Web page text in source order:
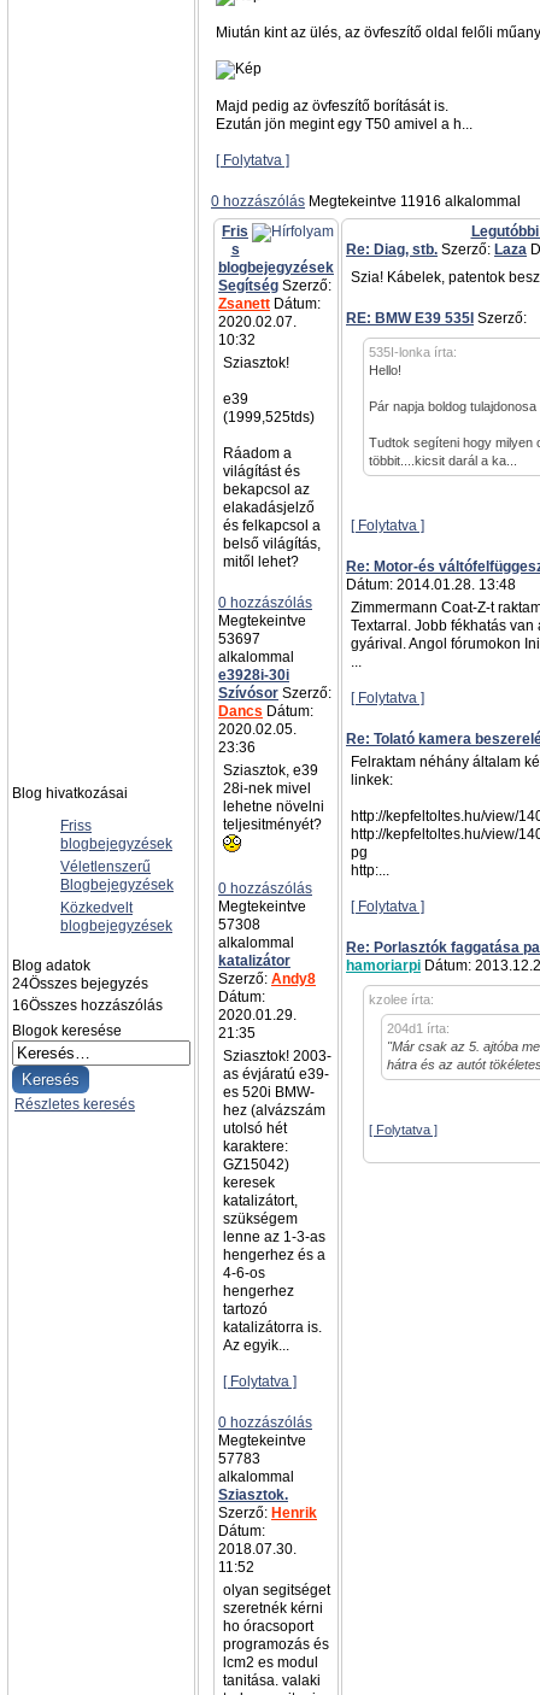
Blog hivatkozásai
Friss
blogbejegyzések
Véletlenszerű
Blogbejegyzések
Közkedvelt
blogbejegyzések
Blog adatok
24Összes bejegyzés
16Összes hozzászólás
Blogok keresése
Részletes keresés
Miután kint az ülés, az övfeszítő oldal felőli
Majd pedig az övfeszítő borítását is.
Ezután jön megint egy T50 amivel a h...
[ Folytatva ]
0 hozzászólás Megtekeintve 11916 alkalommal
Fris
s
blogbejegyzések
Segítség Szerző:
Zsanett Dátum:
2020.02.07.
10:32
Sziasztok!
e39
(1999,525tds)
Ráadom a
világítást és
bekapcsol az
elakadásjelző
és felkapcsol a
belső világítás,
mitől lehet?
0 hozzászólás
Megtekeintve
53697
alkalommal
e3928i-30i
Szívósor Szerző:
Dancs Dátum:
2020.02.05.
23:36
Sziasztok, e39
28i-nek mivel
lehetne növelni
teljesitményét?
0 hozzászólás
Megtekeintve
57308
alkalommal
katalizátor
Szerző: Andy8
Dátum:
2020.01.29.
21:35
Sziasztok! 2003-
as évjáratú e39-
es 520i BMW-
hez (alvázszám
utolsó hét
karaktere:
GZ15042)
keresek
katalizátort,
szükségem
lenne az 1-3-as
hengerhez és a
4-6-os
hengerhez
tartozó
katalizátorra is.
Az egyik...
[ Folytatva ]
0 hozzászólás
Megtekeintve
57783
alkalommal
Sziasztok.
Szerző: Henrik
Dátum:
2018.07.30.
11:52
olyan segitséget
szeretnék kérni
ho óracsoport
programozás és
lcm2 es modul
tanitása. valaki
Re: Diag, stb. Szerző: Laza
Szia! Kábelek, patentok
RE: BMW E39 535I Szerző:
535I-lonka írta:
Hello!
Pár napja boldog
Tudtok segíteni hogy milyen
többit....kicsit darál a ka...
[ Folytatva ]
Re: Motor-és
Dátum: 2014.01.28. 13:48
Zimmermann Coat-Z-t
Textarral. Jobb fékhatás
gyárival. Angol fórumokon
...
[ Folytatva ]
Re: Tolató kamera
Felraktam néhány általam
linkek:
http://kepfeltoltes.hu/view/
http://kepfeltoltes.hu/view/
pg
http:...
[ Folytatva ]
Re: Porlasztók faggatása
hamoriarpi Dátum:
kzolee írta:
204d1 írta:
"Már csak az 5. ajtóba
hátra és az autót
[ Folytatva ]